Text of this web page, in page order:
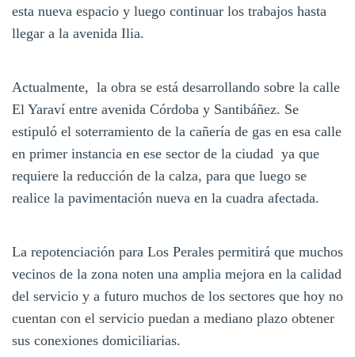
esta nueva espacio y luego continuar los trabajos hasta
llegar a la avenida Ilia.
Actualmente, la obra se está desarrollando sobre la calle
El Yaraví entre avenida Córdoba y Santibáñez. Se
estipuló el soterramiento de la cañería de gas en esa calle
en primer instancia en ese sector de la ciudad ya que
requiere la reducción de la calza, para que luego se
realice la pavimentación nueva en la cuadra afectada.
La repotenciación para Los Perales permitirá que muchos
vecinos de la zona noten una amplia mejora en la calidad
del servicio y a futuro muchos de los sectores que hoy no
cuentan con el servicio puedan a mediano plazo obtener
sus conexiones domiciliarias.